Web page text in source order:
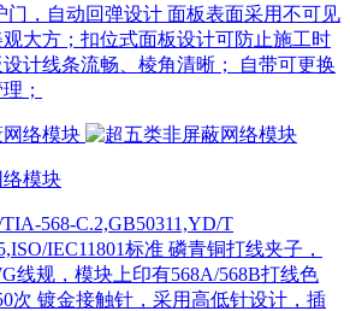
门，自动回弹设计 面板表面采用不可见
大方；扣位式面板设计可防止施工时
计线条流畅、棱角清晰； 自带可更换
；
模块
568-C.2,GB50311,YD/T
IEC11801标准 磷青铜打线夹子，
线规，模块上印有568A/568B打线色
次 镀金接触针，采用高低针设计，插